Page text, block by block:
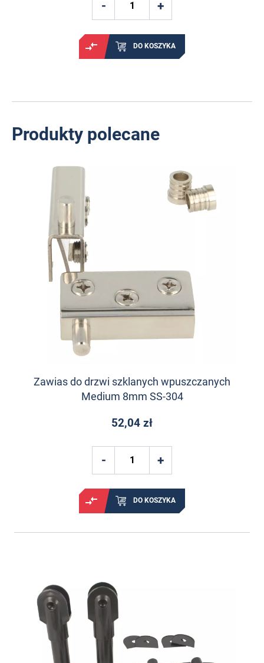
DO KOSZYKA
Produkty polecane
Zawias do drzwi szklanych wpuszczanych
Medium 8mm SS-304
52,04 zł
DO KOSZYKA